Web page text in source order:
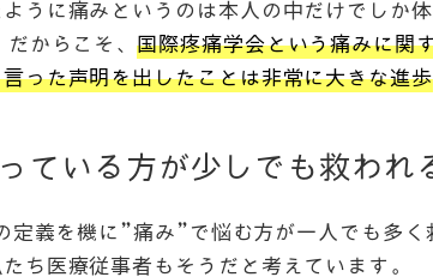
うに痛みというのは本人の中だけでしか
だからこそ、国際疼痛学会という痛みに関
った声明を出したことは非常に大きな進歩
ている方が少しでも救われ
義を機に”痛み”で悩む方が一人でも多
ち医療従事者もそうだと考えています。